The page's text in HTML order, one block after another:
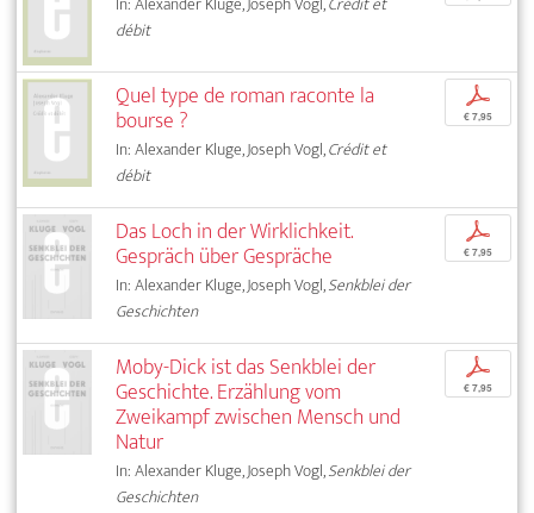
débit
Quel type de roman raconte la
bourse ?
In: Alexander Kluge, Joseph Vogl,Crédit et
débit
p
€ 7,95
Das Loch in der Wirklichkeit.
Gespräch über Gespräche
In: Alexander Kluge, Joseph Vogl,Senkblei der
Geschichten
p
€ 7,95
Moby-Dick ist das Senkblei der
Geschichte. Erzählung vom
Zweikampf zwischen Mensch und
Natur
In: Alexander Kluge, Joseph Vogl,Senkblei der
Geschichten
p
€ 7,95